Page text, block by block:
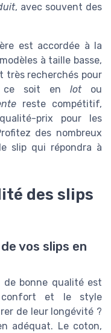
, avec souvent des
est accordée à la
à taille basse,
très recherchés pour
ce soit en lotou
reste compétitif,
prix pour les
des nombreux
slip qui répondra à
des slips
vos slips en
bonne qualité est
et le style
de leur longévité ?
adéquat. Le coton,